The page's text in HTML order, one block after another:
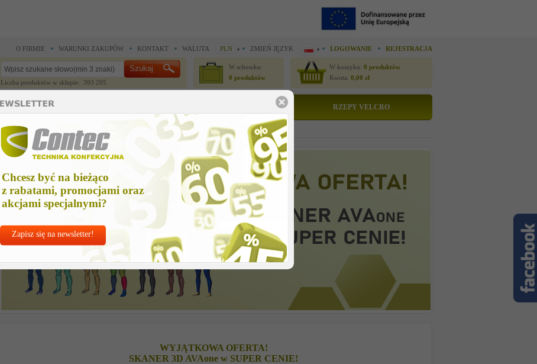
Chcesz być na bieżąco
z rabatami, promocjami oraz
akcjami specjalnymi?
Zapisz się na newsletter!
O FIRMIE WARUNKI ZAKUPÓW KONTAKT WALUTA PLN ZMIEŃ JĘZYK LOGOWANIE REJESTRACJA
Liczba produktów w sklepie: 393 205
W schowku:
0 produktów
W koszyku: 0 produktów
Kwota: 0,00 zł
CZĘŚCI ZAMIENNE RZEPY VELCRO
WYJĄTKOWA OFERTA!
SKANER 3D AVAone w SUPER CENIE!